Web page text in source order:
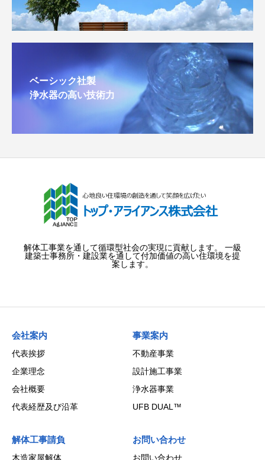
ベーシック社製
浄水器の高い技術力
解体工事業を通して循環型社会の実現に貢献します。 一級
建築士事務所・建設業を通して付加価値の高い住環境を提
案します。
会社案内
代表挨拶
企業理念
会社概要
代表経歴及び沿革
事業案内
不動産事業
設計施工事業
浄水器事業
UFB DUAL™
解体工事請負
木造家屋解体
お問い合わせ
お問い合わせ